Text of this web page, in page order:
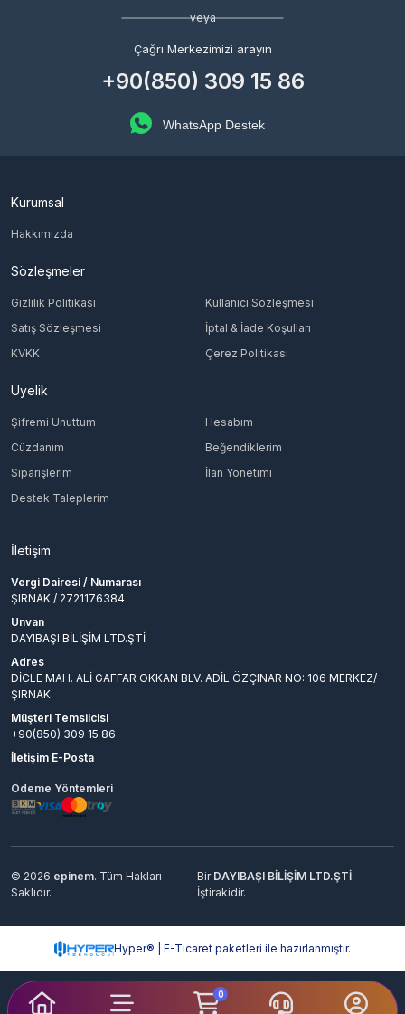
0
veya
Çağrı Merkezimizi arayın
+90(850) 309 15 86
WhatsApp Destek
Kurumsal
Hakkımızda
Sözleşmeler
Gizlilik Politikası
Kullanıcı Sözleşmesi
Satış Sözleşmesi
İptal & İade Koşulları
KVKK
Çerez Politikası
Üyelik
Şifremi Unuttum
Hesabım
Cüzdanım
Beğendiklerim
Siparişlerim
İlan Yönetimi
Destek Taleplerim
İletişim
Vergi Dairesi / Numarası
ŞIRNAK / 2721176384
Unvan
DAYIBAŞI BİLİŞİM LTD.ŞTİ
Adres
DİCLE MAH. ALİ GAFFAR OKKAN BLV. ADİL ÖZÇINAR NO: 106 MERKEZ/
ŞIRNAK
Müşteri Temsilcisi
+90(850) 309 15 86
İletişim E-Posta
Ödeme Yöntemleri
© 2026 epinem. Tüm Hakları
Saklıdır.
Bir DAYIBAŞI BİLİŞİM LTD.ŞTİ
İştirakidir.
Hyper® | E-Ticaret paketleri ile hazırlanmıştır.